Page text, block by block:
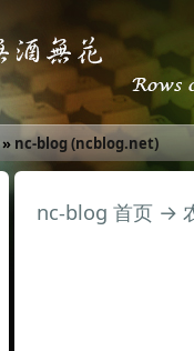
» nc-blog (ncblog.net)
nc-blog 首页 →